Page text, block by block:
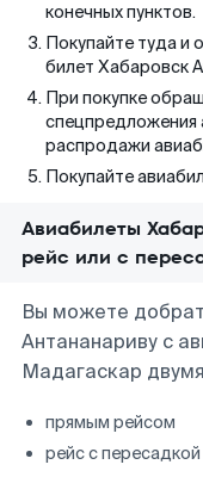
конечных пунктов.
Покупайте туда и
билет Хабаровск
При покупке
спецпредложения
распродажи
Покупайте
Авиабилеты
рейс или с
Вы можете
Антананариву с
Мадагаскар
прямым рейсом
рейс с пересадкой